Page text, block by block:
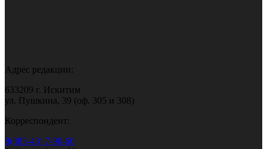
Адрес редакции:
633209 г. Искитим
ул. Пушкина, 39 (оф. 305 и 308)
Корреспондент:
8(383-43) 7-90-60